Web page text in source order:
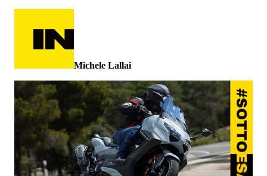
Michele Lallai